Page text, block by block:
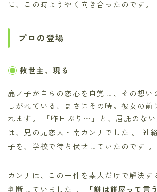
に、この時ようやく向き合ったのです。
プロの登場
救世主、現る
鹿ノ子が自らの恋心を自覚し、その想い
しがれている、まさにその時。彼女の前
れます。 「昨日ぶり〜」と、屈託のな
は、兄の元恋人・南カンナでした 。 連
子を、学校で待ち伏せしていたのです 。
カンナは、この一件を素人だけで解決す
判断していました 。
「餅は餅屋って言